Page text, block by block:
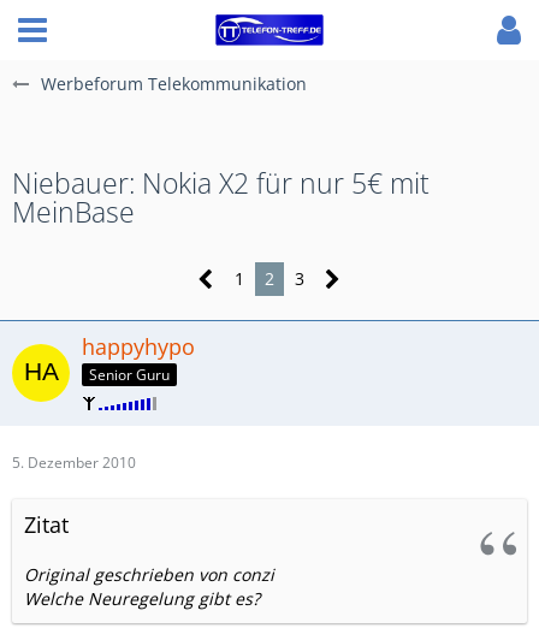
Werbeforum Telekommunikation
Niebauer: Nokia X2 für nur 5€ mit
MeinBase
1 2 3
happyhypo
Senior Guru
5. Dezember 2010
Zitat
Original geschrieben von conzi
Welche Neuregelung gibt es?